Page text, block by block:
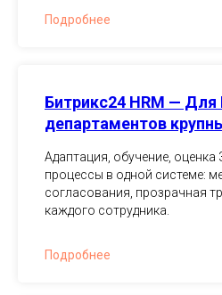
Подробнее
Битрикс24 HRM — Для
департаментов
Адаптация, обучение, оценка
процессы в одной системе:
согласования, прозрачная
каждого сотрудника.
Подробнее